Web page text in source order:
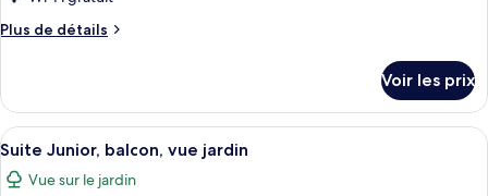
chambre :
vue
marina
Plus de détails
Plus
le
type
de
chambre
Suite
Voir les prix
Afficher
toutes
les
Une chambre d’hôtel moderne
7
Suite Junior, balcon, vue jardin
Vue sur le jardin